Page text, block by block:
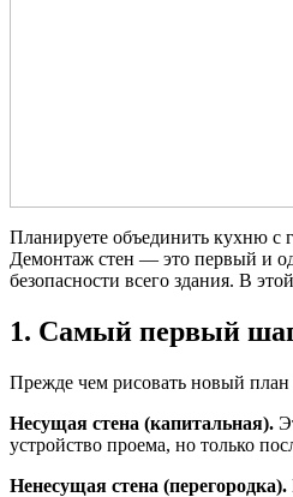
Планируете объединить кухню с
Демонтаж стен — это первый и
безопасности всего здания. В
1. Самый первый
Прежде чем рисовать новый
Несущая стена (капитальная).
устройство проема, но только
Ненесущая стена (перегородка).